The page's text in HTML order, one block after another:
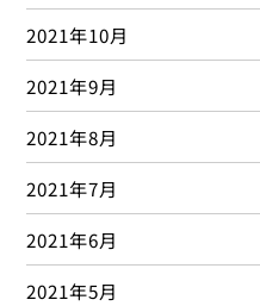
2021年10月
2021年9月
2021年8月
2021年7月
2021年6月
2021年5月